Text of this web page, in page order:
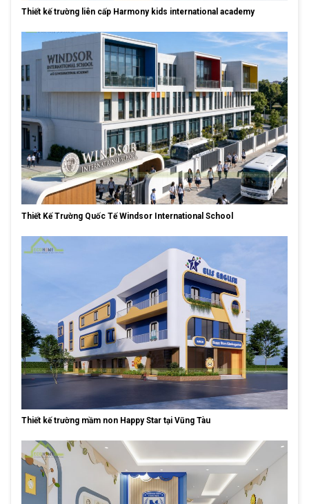
Thiết kế trường liên cấp Harmony kids international academy
Thiết Kế Trường Quốc Tế Windsor International School
Thiết kế trường mầm non Happy Star tại Vũng Tàu